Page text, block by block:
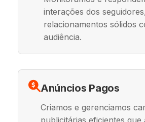
interações dos
relacionamentos sólidos
audiência.
Anúncios Pagos
Criamos e gerenciamos
publicitárias eficientes que